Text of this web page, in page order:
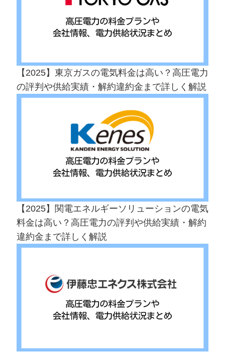
【2025】東京ガスの電気料金は高い？高圧電力
の評判や供給実績・解約違約金まで詳しく解説
【2025】関電エネルギーソリューションの電気
料金は高い？高圧電力の評判や供給実績・解約
違約金まで詳しく解説